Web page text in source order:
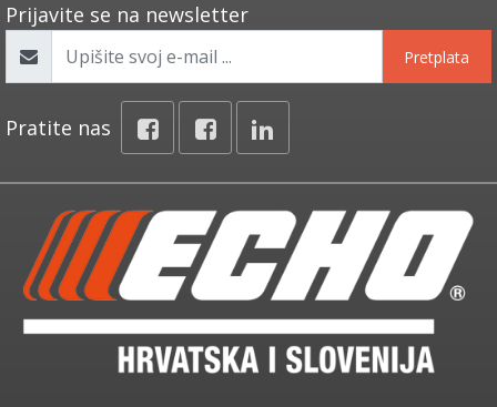
Prijavite se na newsletter
Pretplata
Pratite nas